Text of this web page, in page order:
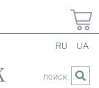
RU UA
ПОИСК